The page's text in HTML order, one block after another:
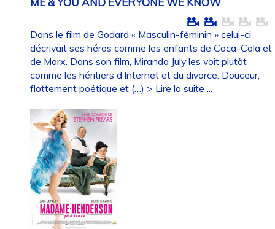
Dans le film de Godard « Masculin-féminin » celui-ci
décrivait ses héros comme les enfants de Coca-Cola et
de Marx. Dans son film, Miranda July les voit plutôt
comme les héritiers d’Internet et du divorce. Douceur,
flottement poétique et (…) > Lire la suite ...